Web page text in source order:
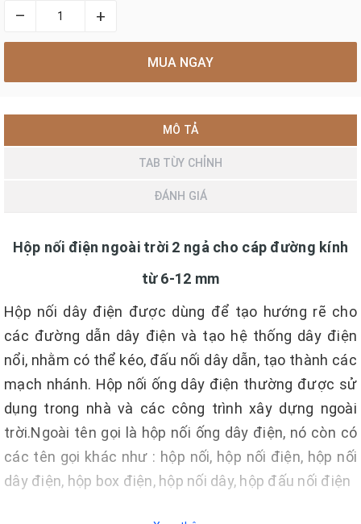
– +
MUA NGAY
MÔ TẢ
TAB TÙY CHỈNH
ĐÁNH GIÁ
Hộp nối điện ngoài trời 2 ngả cho cáp đường kính
từ 6-12 mm
Hộp nối dây điện được dùng để tạo hướng rẽ cho
các đường dẫn dây điện và tạo hệ thống dây điện
nổi, nhằm có thể kéo, đấu nối dây dẫn, tạo thành các
mạch nhánh. Hộp nối ống dây điện thường được sử
dụng trong nhà và các công trình xây dựng ngoài
trời.Ngoài tên gọi là hộp nối ống dây điện, nó còn có
các tên gọi khác như : hộp nối, hộp nối điện, hộp nối
dây điện, hộp box điện, hộp nối dây, hộp đấu nối điện